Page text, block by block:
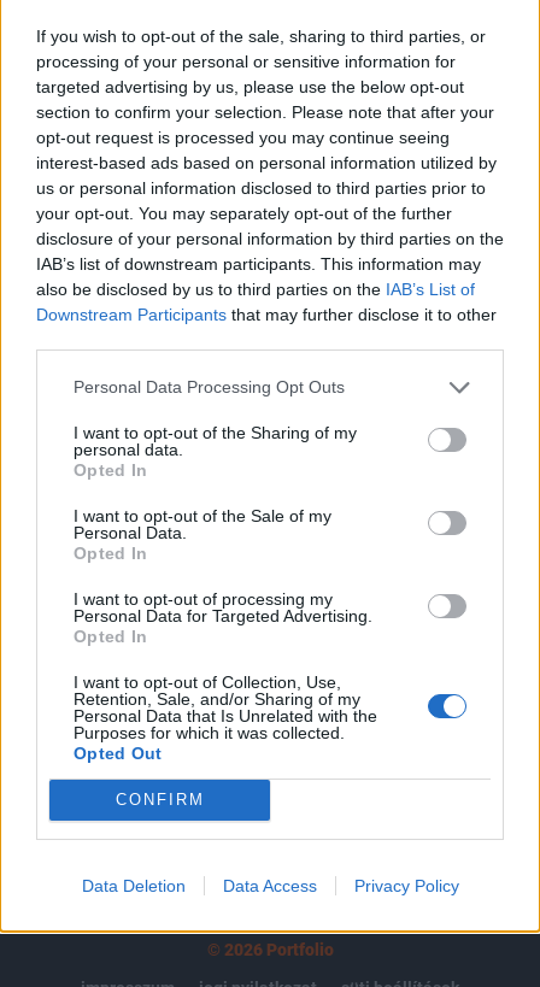
If you wish to opt-out of the sale, sharing to third parties, or
processing of your personal or sensitive information for
targeted advertising by us, please use the below opt-out
section to confirm your selection. Please note that after your
opt-out request is processed you may continue seeing
interest-based ads based on personal information utilized by
us or personal information disclosed to third parties prior to
your opt-out. You may separately opt-out of the further
disclosure of your personal information by third parties on the
IAB’s list of downstream participants. This information may
also be disclosed by us to third parties on the IAB’s List of
Downstream Participants that may further disclose it to other
Personal Data Processing Opt Outs
I want to opt-out of the Sharing of my
personal data.
Opted In
I want to opt-out of the Sale of my
Personal Data.
Opted In
I want to opt-out of processing my
Personal Data for Targeted Advertising.
Opted In
I want to opt-out of Collection, Use,
Retention, Sale, and/or Sharing of my
Personal Data that Is Unrelated with the
Purposes for which it was collected.
Opted Out
CONFIRM
Data Deletion Data Access Privacy Policy
Program miniszteri biztosa a hétfői Népszavának.
Private Health Forum 2026Új lehetőségek a magyar
egészségügy előtt - De mégis mihez kezd ezzel a
magánegészségügyi szektor? Jubileumi konferenciánkon
kiderül.Információ és jelentkezésA miniszteri biztos
elmondta: A Szent János-kórház már most, 2017-ben
kapna 2 milliárdot egy MR-készülékre, és egy másik olyan
gépre, amely segítségével idegsebészeik
begyakorolhatják...
KEDVES OLVASÓNK!
tartozik, melynek olvasása előfizetéses
regisztrációhoz kötött.
Az előfizetés a következőket tartalmazza:
Portfolio.hu teljes cikkarchívum
kötéslistái
Előfizetés
MÁR ELŐFIZETŐNK VAGY?
© 2026 Portfolio